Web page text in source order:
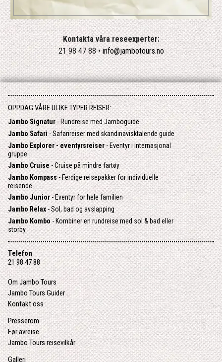
Kontakta våra reseexperter:
21 98 47 88 •info@jambotours.no
OPPDAG VÅRE ULIKE TYPER REISER:
Jambo Signatur- Rundreise med Jamboguide
Jambo Safari- Safarireiser med skandinavisktalende guide
Jambo Explorer - eventyrsreiser- Eventyr i internasjonal
gruppe
Jambo Cruise- Cruise på mindre fartøy
Jambo Kompass- Ferdige reisepakker for individuelle
reisende
Jambo Junior- Eventyr for hele familien
Jambo Relax- Sol, bad og avslapping
Jambo Kombo- Kombiner en rundreise med sol & bad eller
storby
Telefon
21 98 47 88
Om Jambo Tours
Jambo Tours Guider
Kontakt oss
Presserom
Før avreise
Jambo Tours reisevilkår
Galleri